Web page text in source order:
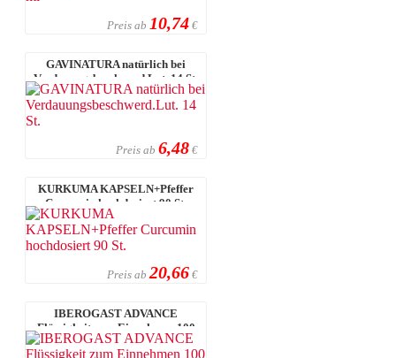
Preis ab 10,74 €
GAVINATURA natürlich bei
Verdauungsbeschwerd.Lut. 14 St.
Preis ab 6,48 €
KURKUMA KAPSELN+Pfeffer
Curcumin hochdosiert 90 St.
Preis ab 20,66 €
IBEROGAST ADVANCE
Flüssigkeit zum Einnehmen 100
ml